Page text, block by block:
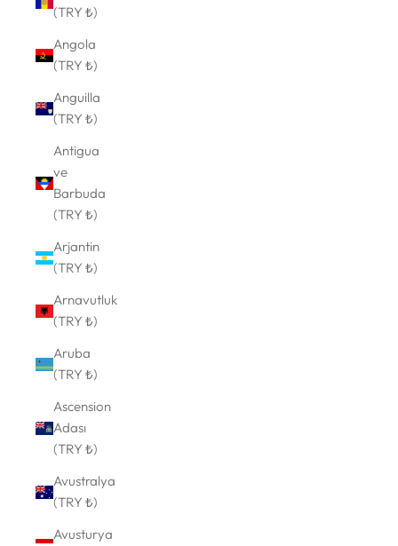
(TRY ₺)
Angola
(TRY ₺)
Anguilla
(TRY ₺)
Antigua
ve
Barbuda
(TRY ₺)
Arjantin
(TRY ₺)
Arnavutluk
(TRY ₺)
Aruba
(TRY ₺)
Ascension
Adası
(TRY ₺)
Avustralya
(TRY ₺)
Avusturya